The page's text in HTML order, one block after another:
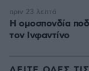
Η ομοσπονδία
τον Ινφαντίνο
πριν 23 λεπτά